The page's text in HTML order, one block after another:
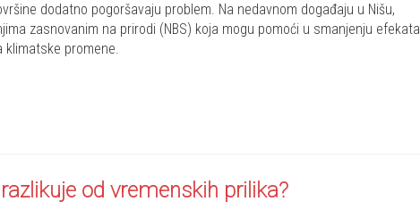
dodatno pogoršavaju problem. Na nedavnom događaju u Nišu,
zasnovanim na prirodi (NBS) koja mogu pomoći u smanjenju efekata
klimatske promene.
od vremenskih prilika?